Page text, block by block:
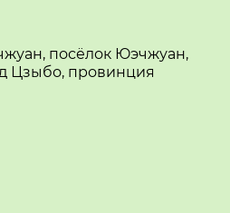
посёлок Юэчжуан,
Цзыбо, провинция